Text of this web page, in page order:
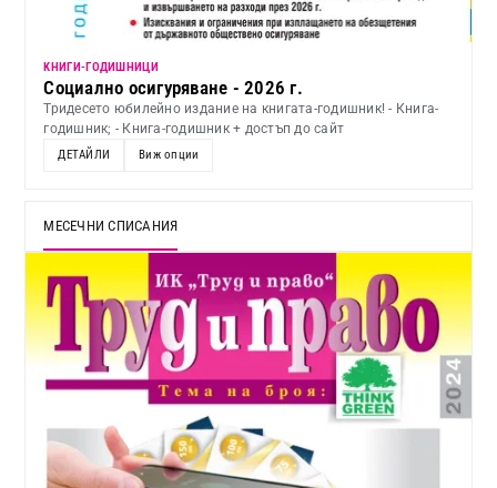
KНИГИ-ГОДИШНИЦИ
Социално осигуряване - 2026 г.
Тридесето юбилейно издание на книгата-годишник! - Книга-
годишник; - Книга-годишник + достъп до сайт
ДЕТАЙЛИ Виж опции
МЕСЕЧНИ СПИСАНИЯ